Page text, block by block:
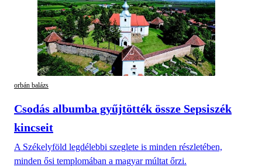
orbán balázs
Csodás albumba gyűjtötték össze Sepsiszék
kincseit
A Székelyföld legdélebbi szeglete is minden részletében,
minden ősi templomában a magyar múltat őrzi.